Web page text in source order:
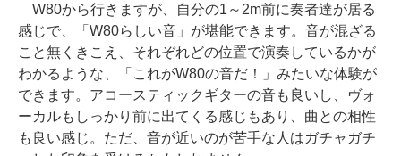
W80から行きますが、自分の1～2m前に奏者達が居る
感じで、「W80らしい音」が堪能できます。音が混ざる
こと無くきこえ、それぞれどの位置で演奏しているかが
わかるような、「これがW80の音だ！」みたいな体験が
できます。アコースティックギターの音も良いし、ヴォ
ーカルもしっかり前に出てくる感じもあり、曲との相性
も良い感じ。ただ、音が近いのが苦手な人はガチャガチ